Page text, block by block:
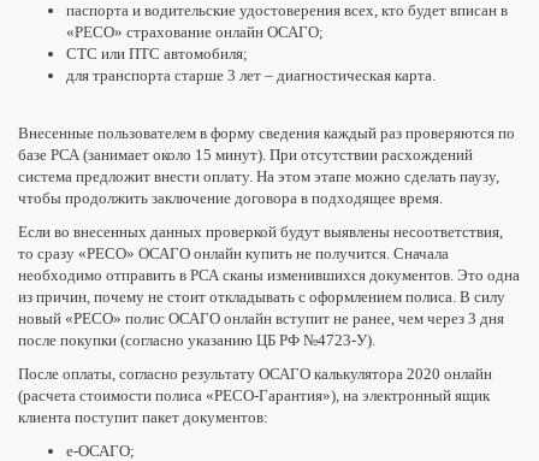
паспорта и водительские удостоверения всех, кто будет вписан в
«РЕСО» страхование онлайн ОСАГО;
СТС или ПТС автомобиля;
для транспорта старше 3 лет – диагностическая карта.
Внесенные пользователем в форму сведения каждый раз проверяются по
базе РСА (занимает около 15 минут). При отсутствии расхождений
система предложит внести оплату. На этом этапе можно сделать паузу,
чтобы продолжить заключение договора в подходящее время.
Если во внесенных данных проверкой будут выявлены несоответствия,
то сразу «РЕСО» ОСАГО онлайн купить не получится. Сначала
необходимо отправить в РСА сканы изменившихся документов. Это одна
из причин, почему не стоит откладывать с оформлением полиса. В силу
новый «РЕСО» полис ОСАГО онлайн вступит не ранее, чем через 3 дня
после покупки (согласно указанию ЦБ РФ №4723-У).
После оплаты, согласно результату ОСАГО калькулятора 2020 онлайн
(расчета стоимости полиса «РЕСО-Гарантия»), на электронный ящик
клиента поступит пакет документов:
e-ОСАГО;